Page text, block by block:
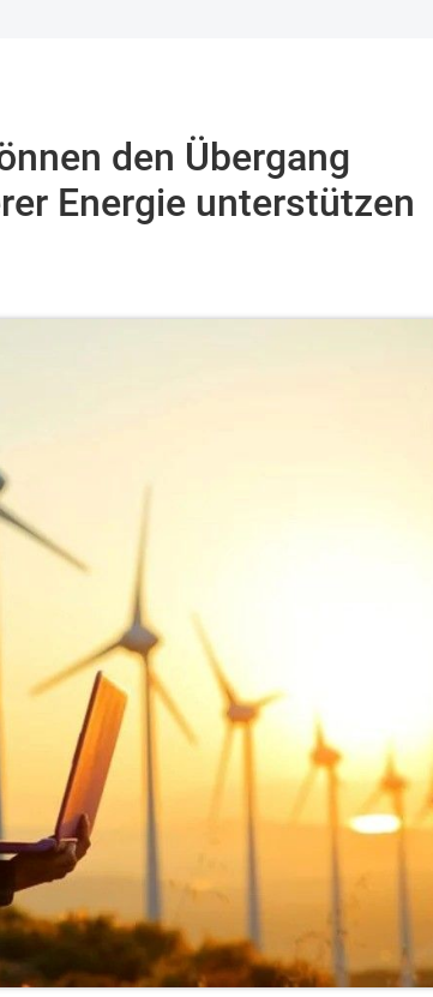
den Übergang
Energie unterstützen